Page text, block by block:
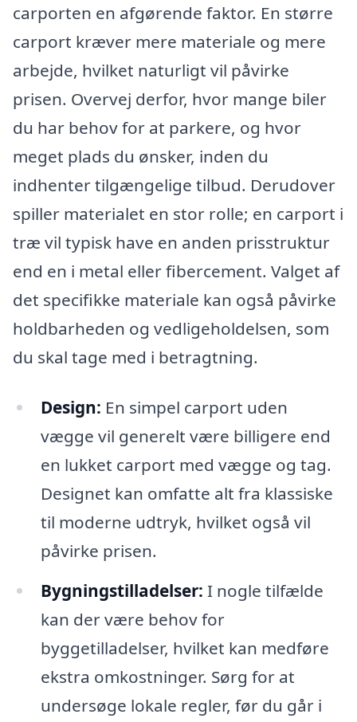
carporten en afgørende faktor. En større
carport kræver mere materiale og mere
arbejde, hvilket naturligt vil påvirke
prisen. Overvej derfor, hvor mange biler
du har behov for at parkere, og hvor
meget plads du ønsker, inden du
indhenter tilgængelige tilbud. Derudover
spiller materialet en stor rolle; en carport i
træ vil typisk have en anden prisstruktur
end en i metal eller fibercement. Valget af
det specifikke materiale kan også påvirke
holdbarheden og vedligeholdelsen, som
du skal tage med i betragtning.
Design: En simpel carport uden
vægge vil generelt være billigere end
en lukket carport med vægge og tag.
Designet kan omfatte alt fra klassiske
til moderne udtryk, hvilket også vil
påvirke prisen.
Bygningstilladelser: I nogle tilfælde
kan der være behov for
byggetilladelser, hvilket kan medføre
ekstra omkostninger. Sørg for at
undersøge lokale regler, før du går i